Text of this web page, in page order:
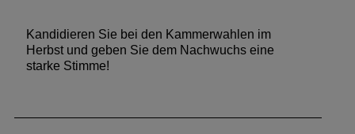
Kandidieren Sie bei den Kammerwahlen im
Herbst und geben Sie dem Nachwuchs eine
starke Stimme!